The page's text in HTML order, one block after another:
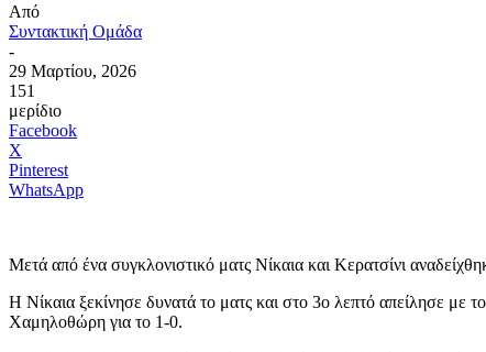
Από
Συντακτική Ομάδα
-
29 Μαρτίου, 2026
151
μερίδιο
Facebook
X
Pinterest
WhatsApp
Μετά από ένα συγκλονιστικό ματς Νίκαια και Κερατσίνι
Η Νίκαια ξεκίνησε δυνατά το ματς και στο 3ο λεπτό απείλησε με
Χαμηλοθώρη για το 1-0.